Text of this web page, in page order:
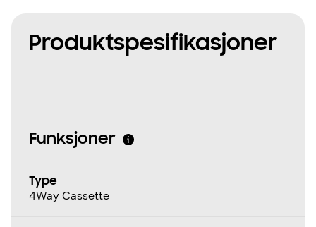
Produktspesifikasjoner
Funksjoner
Type
4Way Cassette